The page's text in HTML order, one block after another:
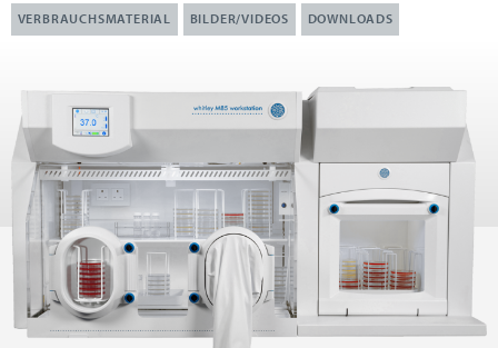
VERBRAUCHSMATERIAL BILDER/VIDEOS DOWNLOADS